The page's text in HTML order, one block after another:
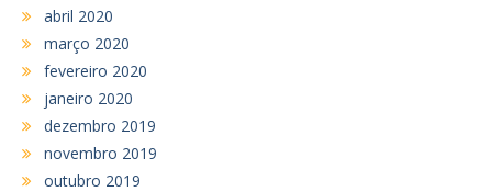
abril 2020
março 2020
fevereiro 2020
janeiro 2020
dezembro 2019
novembro 2019
outubro 2019